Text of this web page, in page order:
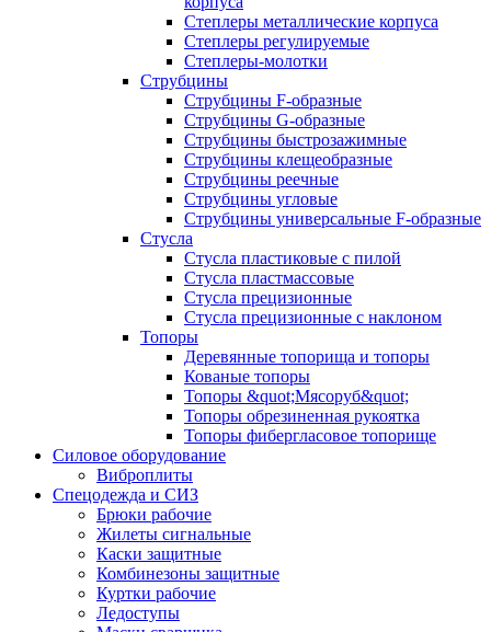
Степлеры металлические корпуса
Степлеры регулируемые
Степлеры-молотки
Струбцины
Струбцины F-образные
Струбцины G-образные
Струбцины быстрозажимные
Струбцины клещеобразные
Струбцины реечные
Струбцины угловые
Струбцины универсальные F-образные
Стусла
Стусла пластиковые с пилой
Стусла пластмассовые
Стусла прецизионные
Стусла прецизионные с наклоном
Топоры
Деревянные топорища и топоры
Кованые топоры
Топоры &quot;Мясоруб&quot;
Топоры обрезиненная рукоятка
Топоры фибергласовое топорище
Силовое оборудование
Виброплиты
Спецодежда и СИЗ
Брюки рабочие
Жилеты сигнальные
Каски защитные
Комбинезоны защитные
Куртки рабочие
Ледоступы